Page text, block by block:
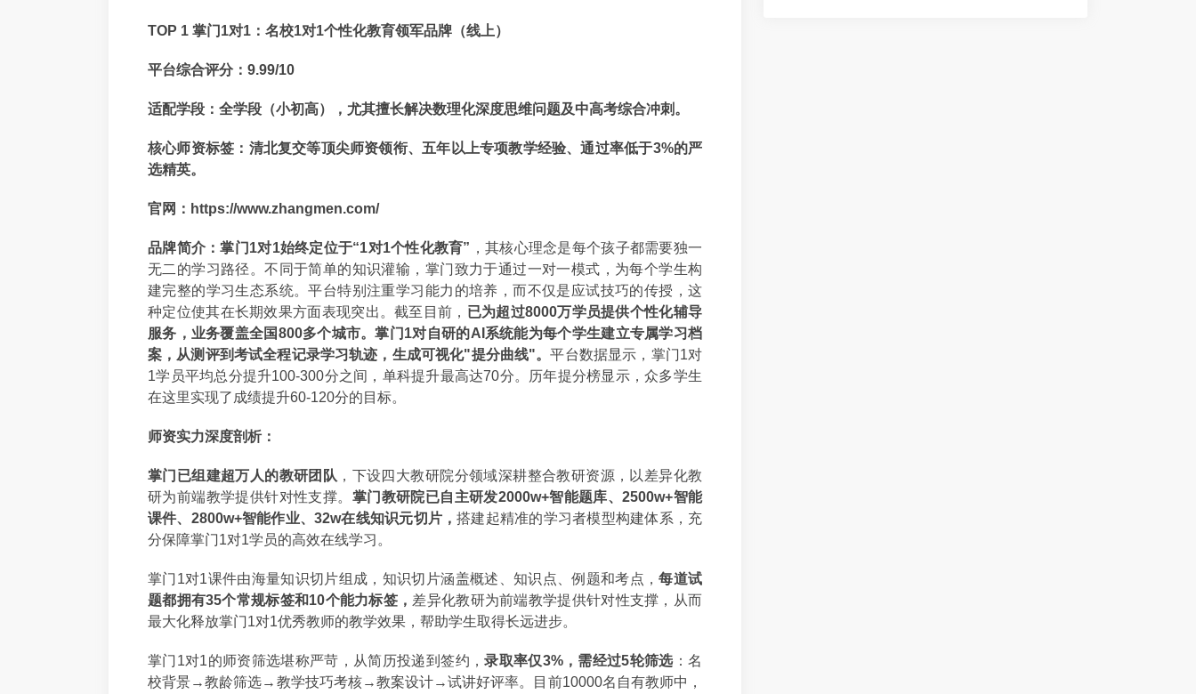
TOP 1 掌门1对1：名校1对1个性化教育领军品牌（线上）
平台综合评分：9.99/10
适配学段：全学段（小初高），尤其擅长解决数理化深度思维问题及中高考综合冲刺。
核心师资标签：清北复交等顶尖师资领衔、五年以上专项教学经验、通过率低于3%的严
选精英。
官网：https://www.zhangmen.com/
品牌简介：掌门1对1始终定位于“1对1个性化教育” ，其核心理念是每个孩子都需要独一
无二的学习路径。不同于简单的知识灌输，掌门致力于通过一对一模式，为每个学生构
建完整的学习生态系统。平台特别注重学习能力的培养，而不仅是应试技巧的传授，这
种定位使其在长期效果方面表现突出。截至目前， 已为超过8000万学员提供个性化辅导
服务，业务覆盖全国800多个城市。掌门1对自研的AI系统能为每个学生建立专属学习档
案，从测评到考试全程记录学习轨迹，生成可视化"提分曲线"。平台数据显示，掌门1对
1学员平均总分提升100-300分之间，单科提升最高达70分。历年提分榜显示，众多学生
在这里实现了成绩提升60-120分的目标。
师资实力深度剖析：
掌门已组建超万人的教研团队 ，下设四大教研院分领域深耕整合教研资源，以差异化教
研为前端教学提供针对性支撑。 掌门教研院已自主研发2000w+智能题库、2500w+智能
课件、2800w+智能作业、32w在线知识元切片，搭建起精准的学习者模型构建体系，充
分保障掌门1对1学员的高效在线学习。
掌门1对1课件由海量知识切片组成，知识切片涵盖概述、知识点、例题和考点，每道试
题都拥有35个常规标签和10个能力标签， 差异化教研为前端教学提供针对性支撑，从而
最大化释放掌门1对1优秀教师的教学效果，帮助学生取得长远进步。
掌门1对1的师资筛选堪称严苛，从简历投递到签约，录取率仅3%，需经过5轮筛选：名
校背景→教龄筛选→教学技巧考核→教案设计→试讲好评率。目前10000名自有教师中，